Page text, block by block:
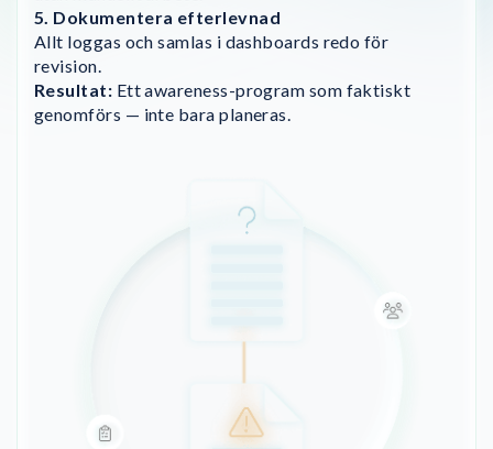
5. Dokumentera efterlevnad
Allt loggas och samlas i dashboards redo för
revision.
Resultat: Ett awareness-program som faktiskt
genomförs — inte bara planeras.